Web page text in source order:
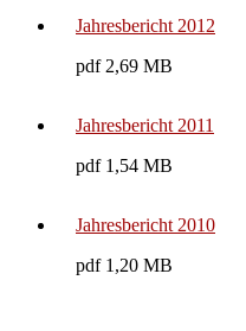
Jahresbericht 2012
pdf 2,69 MB
Jahresbericht 2011
pdf 1,54 MB
Jahresbericht 2010
pdf 1,20 MB